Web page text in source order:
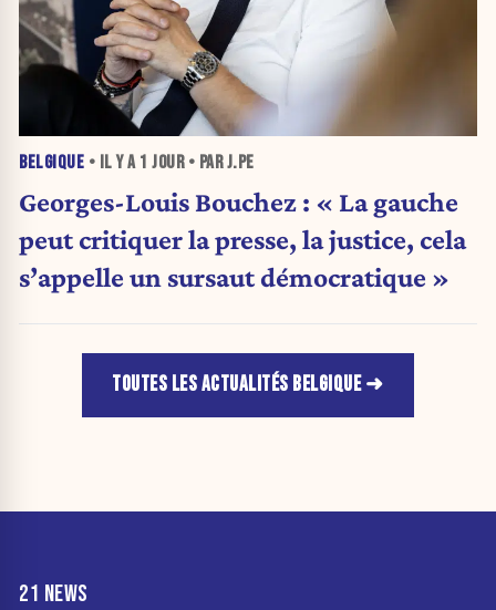
BELGIQUE • IL Y A 1 JOUR• PAR J.PE
Georges-Louis Bouchez : « La gauche
peut critiquer la presse, la justice, cela
s’appelle un sursaut démocratique »
TOUTES LES ACTUALITÉS BELGIQUE
21 NEWS